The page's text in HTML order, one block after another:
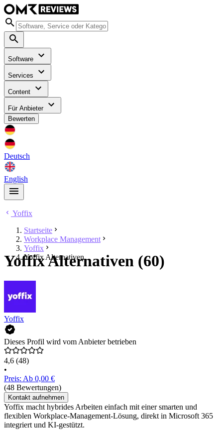
Software
Services
Content
Für Anbieter
Bewerten
Deutsch
English
Yoffix
Startseite
Workplace Management
Yoffix
Yoffix Alternativen
Yoffix Alternativen (60)
Yoffix
Dieses Profil wird vom Anbieter betrieben
4,6 (48)
•
Preis: Ab 0,00 €
(48 Bewertungen)
Kontakt aufnehmen
Yoffix macht hybrides Arbeiten einfach mit einer smarten und
flexiblen Workplace-Management-Lösung, direkt in Microsoft 365
integriert und KI-gestützt.